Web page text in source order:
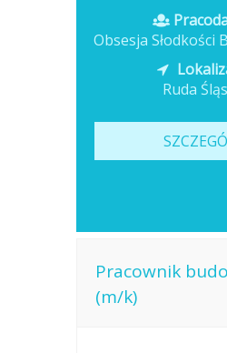
Obsesja Słodkości
Ruda
Pracownik
(m/k)